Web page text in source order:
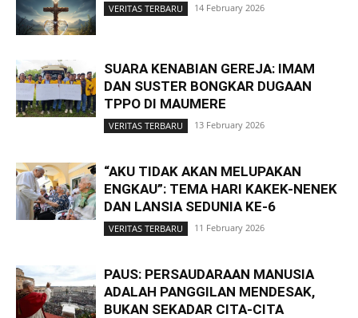
VERITAS TERBARU 14 February 2026
SUARA KENABIAN GEREJA: IMAM
DAN SUSTER BONGKAR DUGAAN
TPPO DI MAUMERE
VERITAS TERBARU 13 February 2026
“AKU TIDAK AKAN MELUPAKAN
ENGKAU”: TEMA HARI KAKEK-NENEK
DAN LANSIA SEDUNIA KE-6
VERITAS TERBARU 11 February 2026
PAUS: PERSAUDARAAN MANUSIA
ADALAH PANGGILAN MENDESAK,
BUKAN SEKADAR CITA-CITA